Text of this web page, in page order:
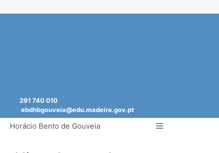
291 740 010
ebdhbgouveia@edu.madeira.gov.pt
Horácio Bento de Gouveia Menu